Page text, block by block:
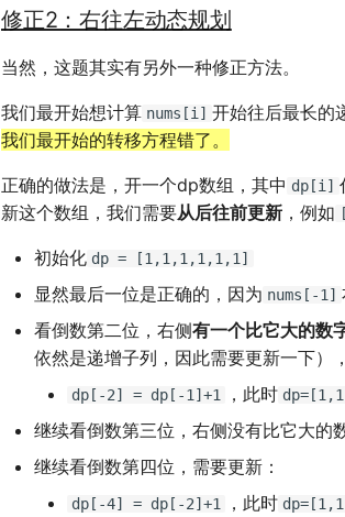
修正2：右往左动态规划
当然，这题其实有另外一种修正方法。
我们最开始想计算 nums[i] 开始往后最长的
我们最开始的转移方程错了。
正确的做法是，开一个dp数组，其中 dp[i]
新这个数组，我们需要从后往前更新 ，例如
初始化 dp = [1,1,1,1,1,1]
显然最后一位是正确的，因为 nums[-1]
看倒数第二位，右侧有一个比它大的数
依然是递增子列，因此需要更新一下）
dp[-2] = dp[-1]+1 ，此时
继续看倒数第三位，右侧没有比它大的
继续看倒数第四位，需要更新：
dp[-4] = dp[-2]+1 ，此时